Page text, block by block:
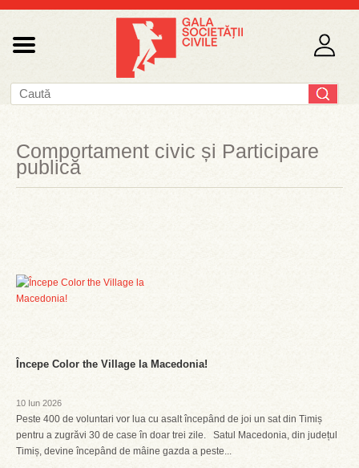
Comportament civic și Participare
publică
Începe Color the Village la Macedonia!
10 Iun 2026
Peste 400 de voluntari vor lua cu asalt începând de joi un sat din Timiș
pentru a zugrăvi 30 de case în doar trei zile. Satul Macedonia, din județul
Timiș, devine începând de mâine gazda a peste...